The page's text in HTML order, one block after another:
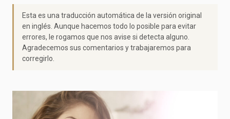
Esta es una traducción automática de la versión original
en inglés. Aunque hacemos todo lo posible para evitar
errores, le rogamos que nos avise si detecta alguno.
Agradecemos sus comentarios y trabajaremos para
corregirlo.